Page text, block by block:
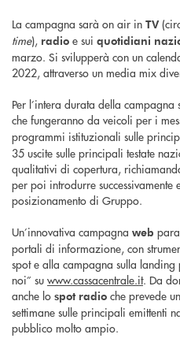
La campagna sarà on air in TV
time), radio e sui quotidiani
marzo. Si svilupperà con un
2022, attraverso un media mix
Per l’intera durata della
che fungeranno da veicoli per i
programmi istituzionali sulle
35 uscite sulle principali testate
qualitativi di copertura,
per poi introdurre successivamente
posizionamento di Gruppo.
Un’innovativa campagna web
portali di informazione, con
spot e alla campagna sulla landing
noi” su www.cassacentrale.it. Da
anche lo spot radio che prevede
settimane sulle principali emittenti
pubblico molto ampio.